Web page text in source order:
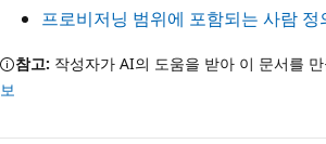
프로비저닝 범위에 포함되는 사람 정
참고: 작성자가 AI의 도움을 받아 이 문서를
보